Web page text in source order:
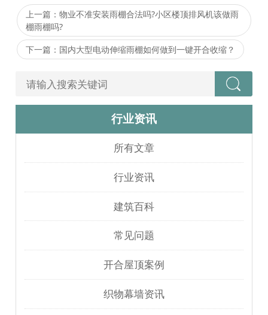
上一篇：物业不准安装雨棚合法吗?小区楼顶排风机该做雨
棚雨棚吗?
下一篇：国内大型电动伸缩雨棚如何做到一键开合收缩？
行业资讯
所有文章
行业资讯
建筑百科
常见问题
开合屋顶案例
织物幕墙资讯